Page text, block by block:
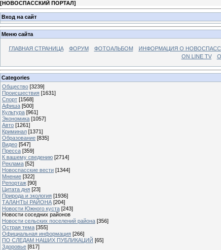
[НОВОСПАССКИЙ ПОРТАЛ]
Вход на сайт
Меню сайта
ГЛАВНАЯ СТРАНИЦА ФОРУМ ФОТОАЛЬБОМ
ИНФОРМАЦИЯ О
ON LINE TV
Categories
Общество [3239]
Происшествия [1631]
Спорт [1568]
Афиша [500]
Культура [961]
Экономика [1057]
Авто [1261]
Криминал [1371]
Образование [835]
Видео [547]
Пресса [359]
К вашему сведению [2714]
Реклама [52]
Новоспасские вести [1344]
Мнение [322]
Репортаж [90]
Цитата дня [23]
Природа и экология [1936]
ТАЛАНТЫ РАЙОНА [204]
Новости Южного куста [243]
Новости соседних районов
Новости сельских поселений района [356]
Острая тема [355]
Официальная информация [266]
ПО СЛЕДАМ НАШИХ ПУБЛИКАЦИЙ [65]
Здоровье [817]